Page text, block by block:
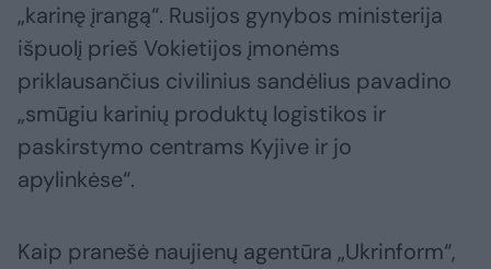
„karinę įrangą“. Rusijos gynybos ministerija
išpuolį prieš Vokietijos įmonėms
priklausančius civilinius sandėlius pavadino
„smūgiu karinių produktų logistikos ir
paskirstymo centrams Kyjive ir jo
apylinkėse“.
Kaip pranešė naujienų agentūra „Ukrinform“,